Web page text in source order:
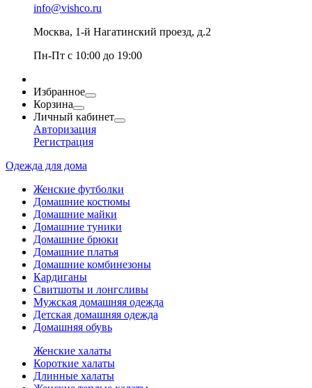
info@vishco.ru
Москва, 1-й Нагатинский проезд, д.2
Пн-Пт с 10:00 до 19:00
Избранное
Корзина
Личный кабинет
Авторизация
Регистрация
Одежда для дома
Женские футболки
Домашние костюмы
Домашние майки
Домашние туники
Домашние брюки
Домашние платья
Домашние комбинезоны
Кардиганы
Свитшоты и лонгсливы
Мужская домашняя одежда
Детская домашняя одежда
Домашняя обувь
Женские халаты
Короткие халаты
Длинные халаты